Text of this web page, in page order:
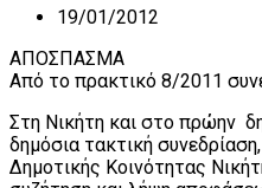
19/01/2012
ΑΠΟΣΠΑΣΜΑ
Από το πρακτικό 8/2011
Στη Νικήτη και στο πρώην
δημόσια τακτική
Δημοτικής Κοινότητας